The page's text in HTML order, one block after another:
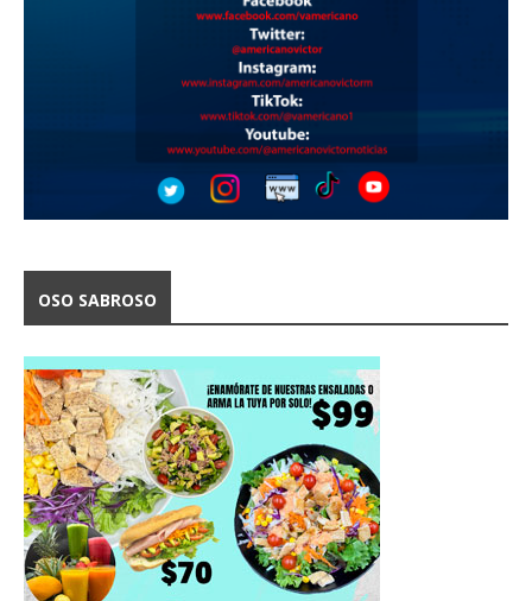
OSO SABROSO